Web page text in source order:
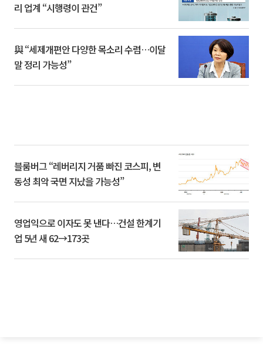
리 업계 “시행령이 관건”
與 “세제개편안 다양한 목소리 수렴…이달
말 정리 가능성”
블룸버그 “레버리지 거품 빠진 코스피, 변
동성 최악 국면 지났을 가능성”
영업익으로 이자도 못 낸다…건설 한계기
업 5년 새 62→173곳